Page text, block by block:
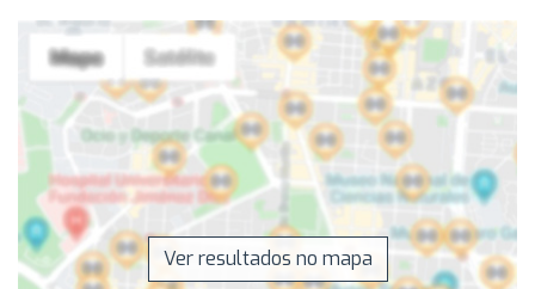
Ver resultados no mapa